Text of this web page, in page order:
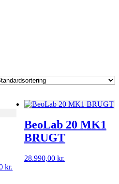
kr.
BeoLab 20 MK1
BRUGT
28.990,00 kr.